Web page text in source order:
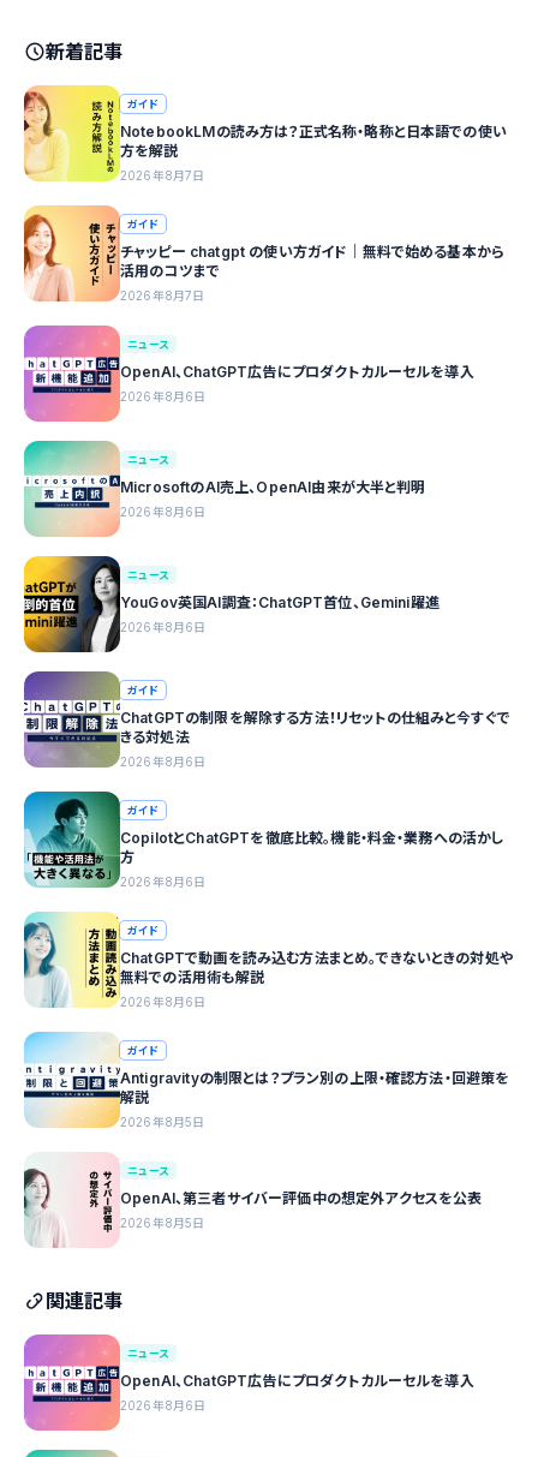
新着記事
ガイド
NotebookLMの読み方は？正式名称・略称と日本語での使い
方を解説
2026年8月7日
ガイド
チャッピー chatgpt の使い方ガイド｜無料で始める基本から
活用のコツまで
2026年8月7日
ニュース
OpenAI、ChatGPT広告にプロダクトカルーセルを導入
2026年8月6日
ニュース
MicrosoftのAI売上、OpenAI由来が大半と判明
2026年8月6日
ニュース
YouGov英国AI調査：ChatGPT首位、Gemini躍進
2026年8月6日
ガイド
ChatGPTの制限を解除する方法！リセットの仕組みと今すぐで
きる対処法
2026年8月6日
ガイド
CopilotとChatGPTを徹底比較。機能・料金・業務への活かし
方
2026年8月6日
ガイド
ChatGPTで動画を読み込む方法まとめ。できないときの対処や
無料での活用術も解説
2026年8月6日
ガイド
Antigravityの制限とは？プラン別の上限・確認方法・回避策を
解説
2026年8月5日
ニュース
OpenAI、第三者サイバー評価中の想定外アクセスを公表
2026年8月5日
関連記事
ニュース
OpenAI、ChatGPT広告にプロダクトカルーセルを導入
2026年8月6日